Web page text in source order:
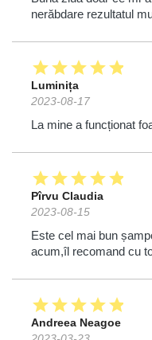
nerăbdare rezultatul
starstarstarstarstar
Luminița
2023-08-17
La mine a funcționat
starstarstarstarstar
Pîrvu Claudia
2023-08-15
Este cel mai bun
acum,îl recomand cu
starstarstarstarstar
Andreea Neagoe